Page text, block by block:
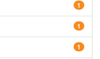
1
1
1